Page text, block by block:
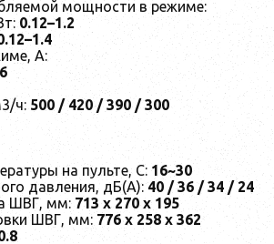
мощности в режиме:
0.12–1.2
А:
ч: 500 / 420 / 390 / 300
на пульте, С: 16~30
давления, дБ(А): 40 / 36 / 34 / 24
ШВГ, мм: 713 х 270 х 195
ШВГ, мм: 776 х 258 х 362